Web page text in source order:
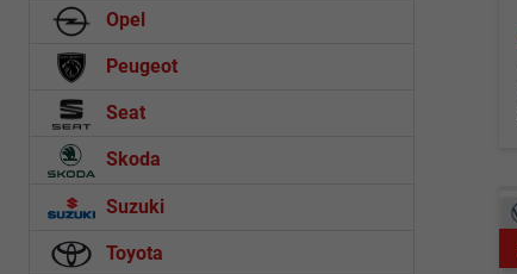
Opel
Peugeot
Seat
Skoda
Suzuki
Toyota